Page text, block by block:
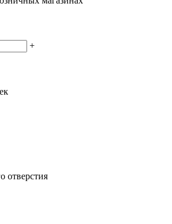
+
отверстия